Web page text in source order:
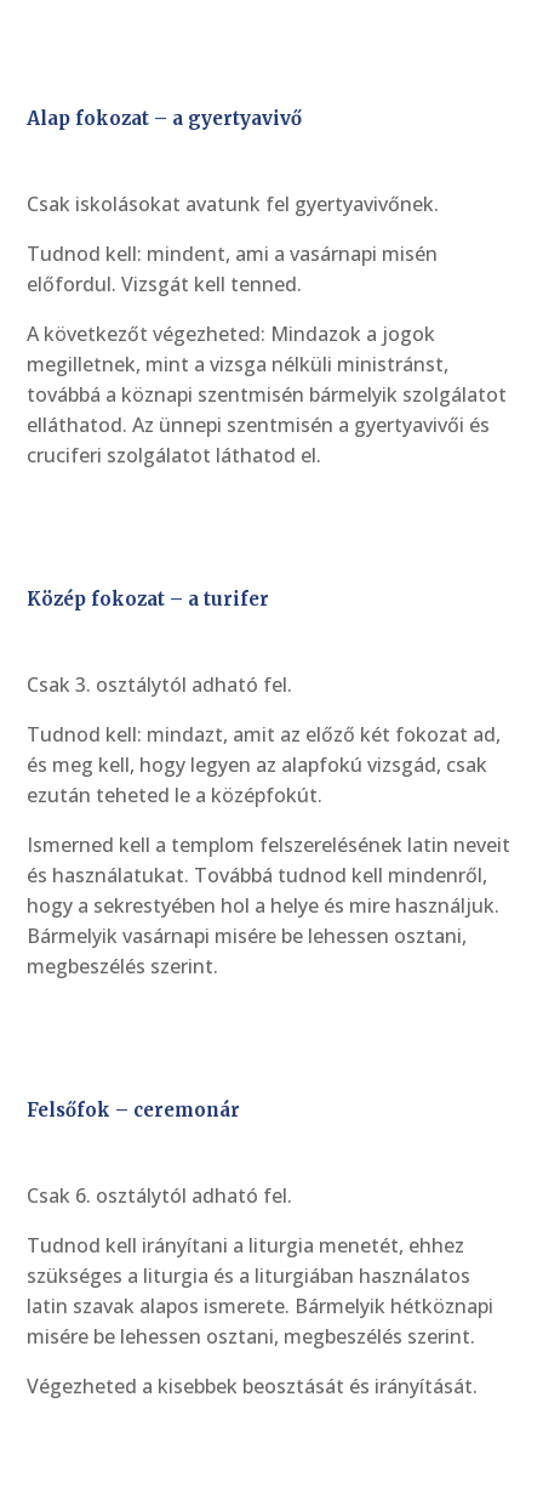
Alap fokozat – a gyertyavivő
Csak iskolásokat avatunk fel gyertyavivőnek.
Tudnod kell: mindent, ami a vasárnapi misén
előfordul. Vizsgát kell tenned.
A következőt végezheted: Mindazok a jogok
megilletnek, mint a vizsga nélküli ministránst,
továbbá a köznapi szentmisén bármelyik szolgálatot
elláthatod. Az ünnepi szentmisén a gyertyavivői és
cruciferi szolgálatot láthatod el.
Közép fokozat – a turifer
Csak 3. osztálytól adható fel.
Tudnod kell: mindazt, amit az előző két fokozat ad,
és meg kell, hogy legyen az alapfokú vizsgád, csak
ezután teheted le a középfokút.
Ismerned kell a templom felszerelésének latin neveit
és használatukat. Továbbá tudnod kell mindenről,
hogy a sekrestyében hol a helye és mire használjuk.
Bármelyik vasárnapi misére be lehessen osztani,
megbeszélés szerint.
Felsőfok – ceremonár
Csak 6. osztálytól adható fel.
Tudnod kell irányítani a liturgia menetét, ehhez
szükséges a liturgia és a liturgiában használatos
latin szavak alapos ismerete. Bármelyik hétköznapi
misére be lehessen osztani, megbeszélés szerint.
Végezheted a kisebbek beosztását és irányítását.